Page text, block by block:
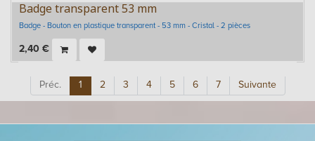
Badge transparent 53 mm
Badge - Bouton en plastique transparent - 53 mm - Cristal - 2 pièces
2,40 €
Préc. 1 2 3 4 5 6 7 Suivante